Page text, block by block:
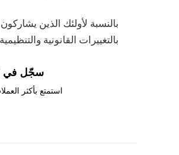
بالنسبة لأولئك الذين
بالتغييرات القانونية
سجّل في MEXC واحصل على مكافآت تصل إلى 10,000 USDT!
استمتع بأكثر